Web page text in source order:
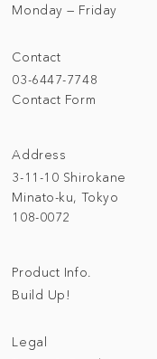
Address
3-11-10 Shirokane
Minato-ku, Tokyo
108-0072
Contact
03-6447-7748
Contact Form
Monday — Friday
Legal
Product Info.
Build Up!